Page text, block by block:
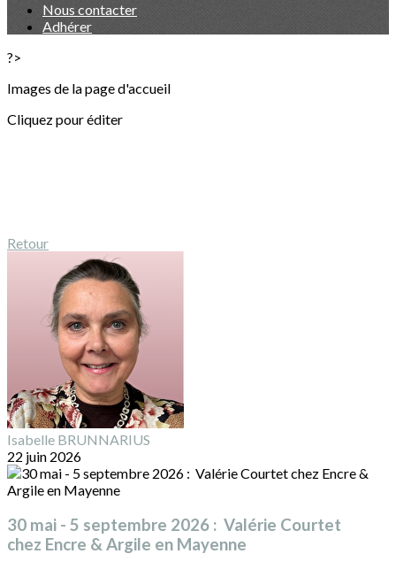
Nous contacter
Adhérer
?>
Images de la page d'accueil
Cliquez pour éditer
Retour
Isabelle BRUNNARIUS
22 juin 2026
30 mai - 5 septembre 2026 : Valérie Courtet
chez Encre & Argile en Mayenne